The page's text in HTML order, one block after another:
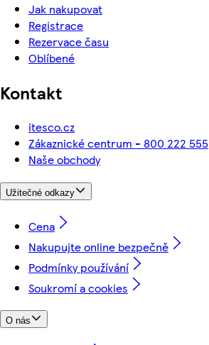
Jak nakupovat
Registrace
Rezervace času
Oblíbené
Kontakt
itesco.cz
Zákaznické centrum - 800 222 555
Naše obchody
Užitečné odkazy
Cena
Nakupujte online bezpečně
Podmínky používání
Soukromí a cookies
O nás